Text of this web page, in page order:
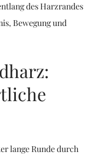
des Harzrandes
Bewegung und
lange Runde durch